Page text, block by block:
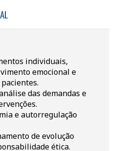
individuais,
emocional e
das demandas e
e autorregulação
de evolução
ética.